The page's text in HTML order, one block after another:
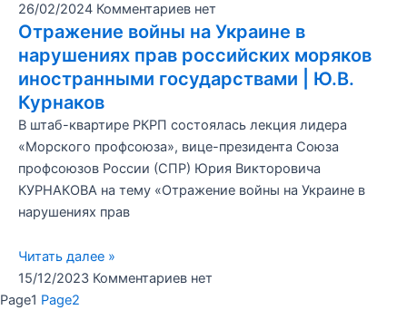
26/02/2024 Комментариев нет
Отражение войны на Украине в
нарушениях прав российских моряков
иностранными государствами | Ю.В.
Курнаков
В штаб-квартире РКРП состоялась лекция лидера
«Морского профсоюза», вице-президента Союза
профсоюзов России (СПР) Юрия Викторовича
КУРНАКОВА на тему «Отражение войны на Украине в
нарушениях прав
Читать далее »
15/12/2023 Комментариев нет
Page1 Page2